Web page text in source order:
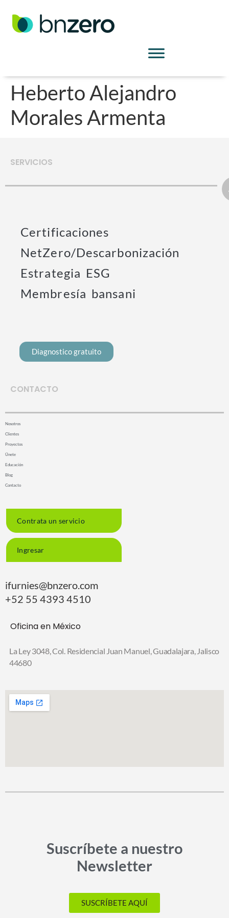
Heberto Alejandro
Morales Armenta
SERVICIOS
Certificaciones
NetZero/Descarbonización
Estrategia ESG
Membresía bansani
Diagnostico gratuito
CONTACTO
Nosotros
Clientes
Proyectos
Únete
Educación
Blog
Contacto
Contrata un servicio
Ingresar
ifurnies@bnzero.com
+52 55 4393 4510
Oficina en México
La Ley 3048, Col. Residencial Juan Manuel,Guadalajara, Jalisco
44680
Suscríbete a nuestro
Newsletter
SUSCRÍBETE AQUÍ